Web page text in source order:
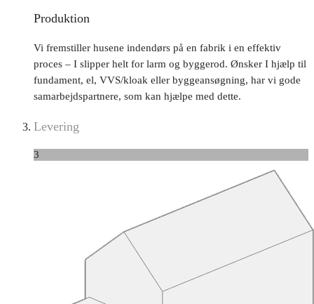
Produktion
Vi fremstiller husene indendørs på en fabrik i en effektiv
proces – I slipper helt for larm og byggerod. Ønsker I hjælp til
fundament, el, VVS/kloak eller byggeansøgning, har vi gode
samarbejdspartnere, som kan hjælpe med dette.
Levering
3